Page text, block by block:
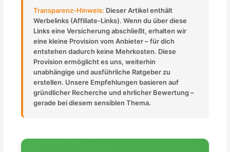
Transparenz-Hinweis: Dieser Artikel enthält
Werbelinks (Affiliate-Links). Wenn du über diese
Links eine Versicherung abschließt, erhalten wir
eine kleine Provision vom Anbieter – für dich
entstehen dadurch keine Mehrkosten. Diese
Provision ermöglicht es uns, weiterhin
unabhängige und ausführliche Ratgeber zu
erstellen. Unsere Empfehlungen basieren auf
gründlicher Recherche und ehrlicher Bewertung –
gerade bei diesem sensiblen Thema.